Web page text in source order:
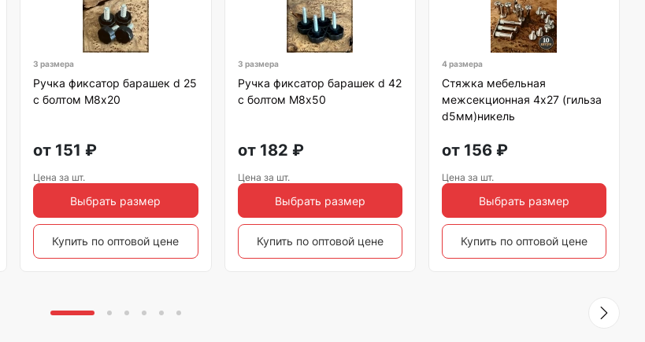
3 размера
Ручка фиксатор барашек d 25
с болтом М8х20
от 151 ₽
Цена за шт.
Выбрать размер
Купить по оптовой цене
3 размера
Ручка фиксатор барашек d 42
с болтом М8х50
от 182 ₽
Цена за шт.
Выбрать размер
Купить по оптовой цене
4 размера
Стяжка мебельная
межсекционная 4х27 (гильза
d5мм)никель
от 156₽
Цена за шт.
Выбрать размер
Купить по оптовой цене